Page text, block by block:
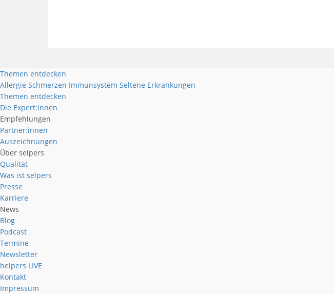
Themen entdecken
Allergie Schmerzen Immunsystem Seltene Erkrankungen
Themen entdecken
Die Expert:innen
Empfehlungen
Partner:innen
Auszeichnungen
Über selpers
Qualität
Was ist selpers
Presse
Karriere
News
Blog
Podcast
Termine
Newsletter
helpers LIVE
Kontakt
Impressum